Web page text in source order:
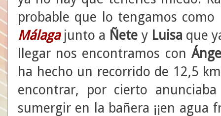
probable que lo tengamos
Málagajunto a Ñete y Luisa que
llegar nos encontramos con
ha hecho un recorrido de 12,5
encontrar, por cierto
sumergir en la bañera ¡¡en agua